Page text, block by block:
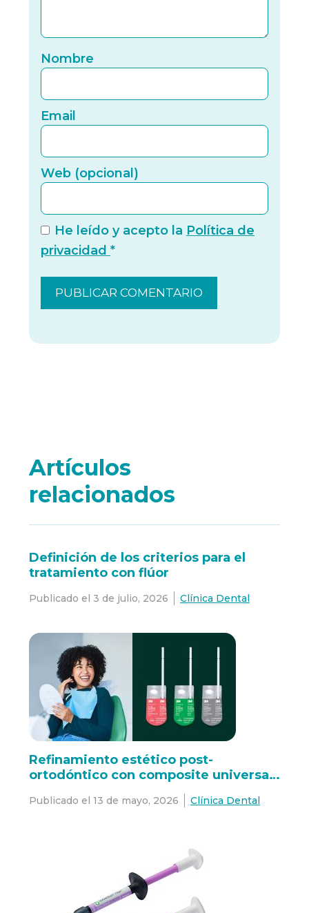
Nombre
Email
Web (opcional)
He leído y acepto la Política de
privacidad *
Artículos
relacionados
Definición de los criterios para el
tratamiento con flúor
Publicado el 3 de julio, 2026 Clínica Dental
Refinamiento estético post-
ortodóntico con composite universal
3M™ Filtek™ Easy Match
Publicado el 13 de mayo, 2026 Clínica Dental